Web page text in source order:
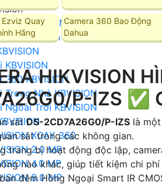
KBVISION
KBvision
360 KBVISION
Trong Nhà KBVISION
Ngoài Trời KBVISION
XOAY 360
2.0 MP
4.0 MP
8.0 MP
Quay
Hãng
Camera 360 Bao Động
Dahua
HIKVISION
P-IZS ✅
sátDS-2CD7A26G0/P-IZS là
sát trong các không gian.
trang bị hoạt động độc lập,
nào khác, giúp tiết kiệm chi
đêm Hồng Ngoại Smart IR